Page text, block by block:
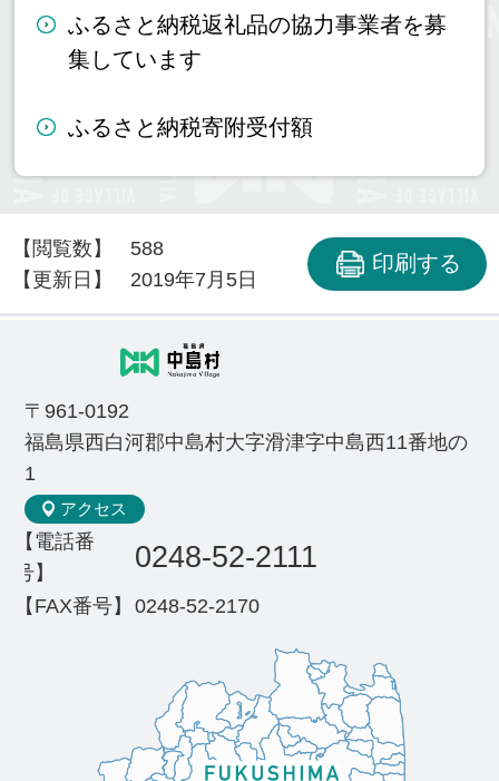
ふるさと納税返礼品の協力事業者を募
集しています
ふるさと納税寄附受付額
【閲覧数】
588
【更新日】
2019年7月5日
印刷する
〒961-0192
福島県西白河郡中島村大字滑津字中島西11番地の
1
アクセス
【電話番
号】
0248-52-2111
【FAX番号】 0248-52-2170